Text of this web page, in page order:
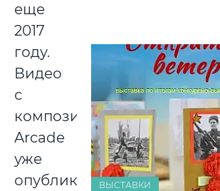
еще
2017
году.
Видео
с
композицией
Arcade
уже
опубликованоВЫСТАВКИ